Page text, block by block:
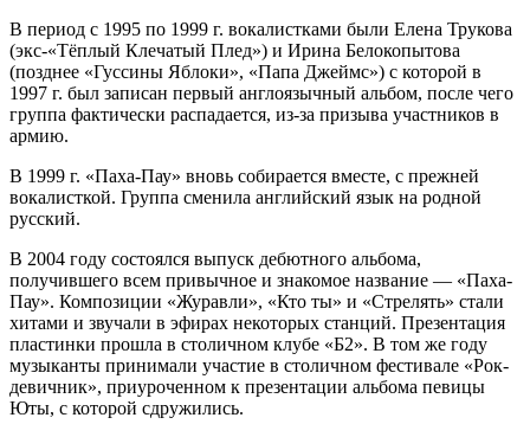
В период с 1995 по 1999 г. вокалистками были Елена Трукова
(экс-«Тёплый Клечатый Плед») и Ирина Белокопытова
(позднее «Гуссины Яблоки», «Папа Джеймс») с которой в
1997 г. был записан первый англоязычный альбом, после чего
группа фактически распадается, из-за призыва участников в
армию.
В 1999 г. «Паха-Пау» вновь собирается вместе, с прежней
вокалисткой. Группа сменила английский язык на родной
русский.
В 2004 году состоялся выпуск дебютного альбома,
получившего всем привычное и знакомое название — «Паха-
Пау». Композиции «Журавли», «Кто ты» и «Стрелять» стали
хитами и звучали в эфирах некоторых станций. Презентация
пластинки прошла в столичном клубе «Б2». В том же году
музыканты принимали участие в столичном фестивале «Рок-
девичник», приуроченном к презентации альбома певицы
Юты, с которой сдружились.